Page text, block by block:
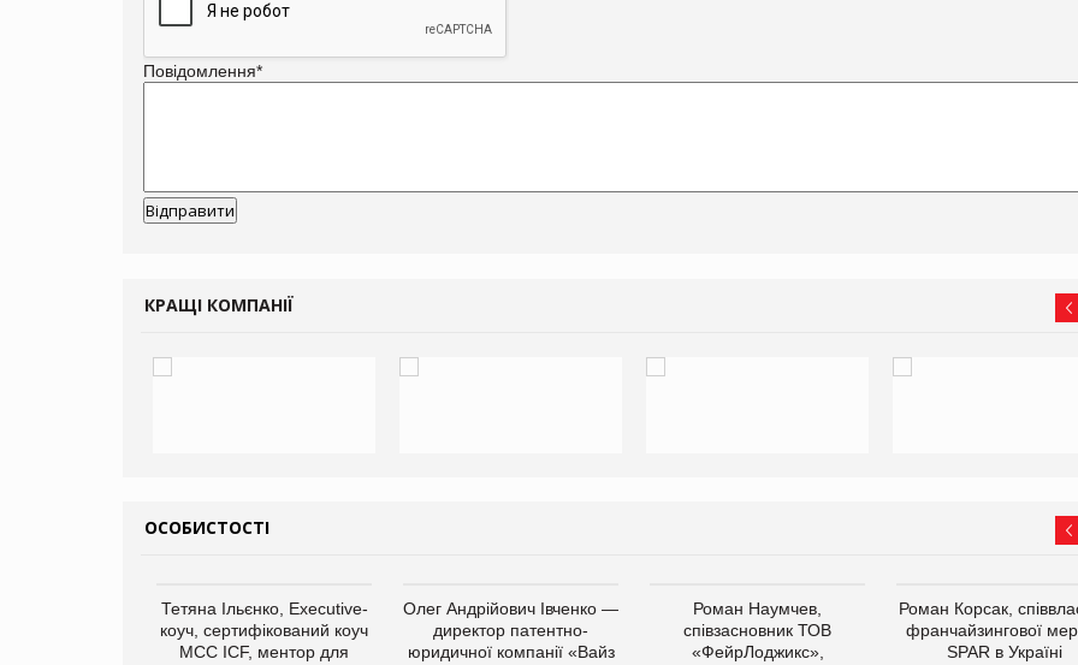
Повідомлення*
КРАЩІ КОМПАНІЇ
ОСОБИСТОСТІ
Тетяна Ільєнко, Executive-
коуч, сертифікований коуч
МСС ICF, ментор для
Олег Андрійович Івченко —
директор патентно-
юридичної компанії «Вайз
Роман Наумчев,
співзасновник ТОВ
«ФейрЛоджикс»,
Роман Корсак,
франчайзингової
SPAR в Україні